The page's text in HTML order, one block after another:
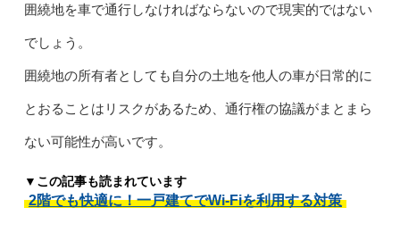
囲繞地を車で通行しなければならないので現実的ではない
でしょう。
囲繞地の所有者としても自分の土地を他人の車が日常的に
とおることはリスクがあるため、通行権の協議がまとまら
ない可能性が高いです。
▼この記事も読まれています
2階でも快適に！一戸建てでWi-Fiを利用する対策